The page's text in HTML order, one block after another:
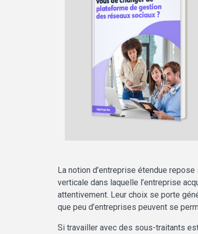
La notion d’entreprise étendue
verticale dans laquelle l’entreprise
attentivement. Leur choix se porte
que peu d’entreprises peuvent se
Si travailler avec des sous-traitants